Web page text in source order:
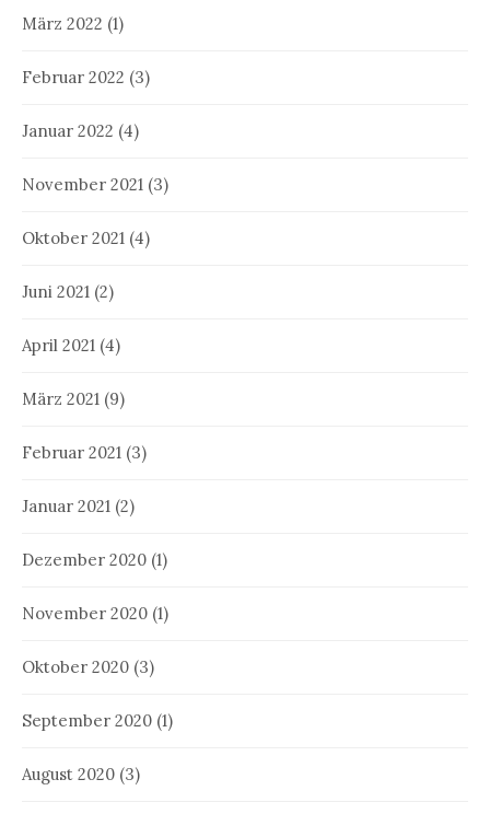
März 2022 (1)
Februar 2022 (3)
Januar 2022 (4)
November 2021 (3)
Oktober 2021 (4)
Juni 2021 (2)
April 2021 (4)
März 2021 (9)
Februar 2021 (3)
Januar 2021 (2)
Dezember 2020 (1)
November 2020 (1)
Oktober 2020 (3)
September 2020 (1)
August 2020 (3)